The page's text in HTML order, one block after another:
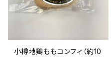
小樽地鶏ももコンフィ（約10